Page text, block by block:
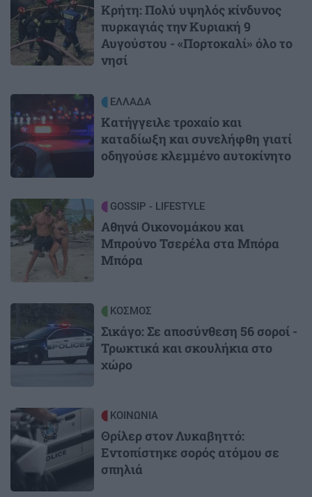
Κρήτη: Πολύ υψηλός κίνδυνος
πυρκαγιάς την Κυριακή 9
Αυγούστου - «Πορτοκαλί» όλο το
νησί
ΕΛΛΑΔΑ
Κατήγγειλε τροχαίο και
καταδίωξη και συνελήφθη γιατί
οδηγούσε κλεμμένο αυτοκίνητο
Image GOSSIP - LIFESTYLE
Αθηνά Οικονομάκου και
Μπρούνο Τσερέλα στα Μπόρα
Μπόρα
ΚΟΣΜΟΣ
Σικάγο: Σε αποσύνθεση 56 σοροί -
Τρωκτικά και σκουλήκια στο
χώρο
Image ΚΟΙΝΩΝΙΑ
Θρίλερ στον Λυκαβηττό:
Εντοπίστηκε σορός ατόμου σε
σπηλιά